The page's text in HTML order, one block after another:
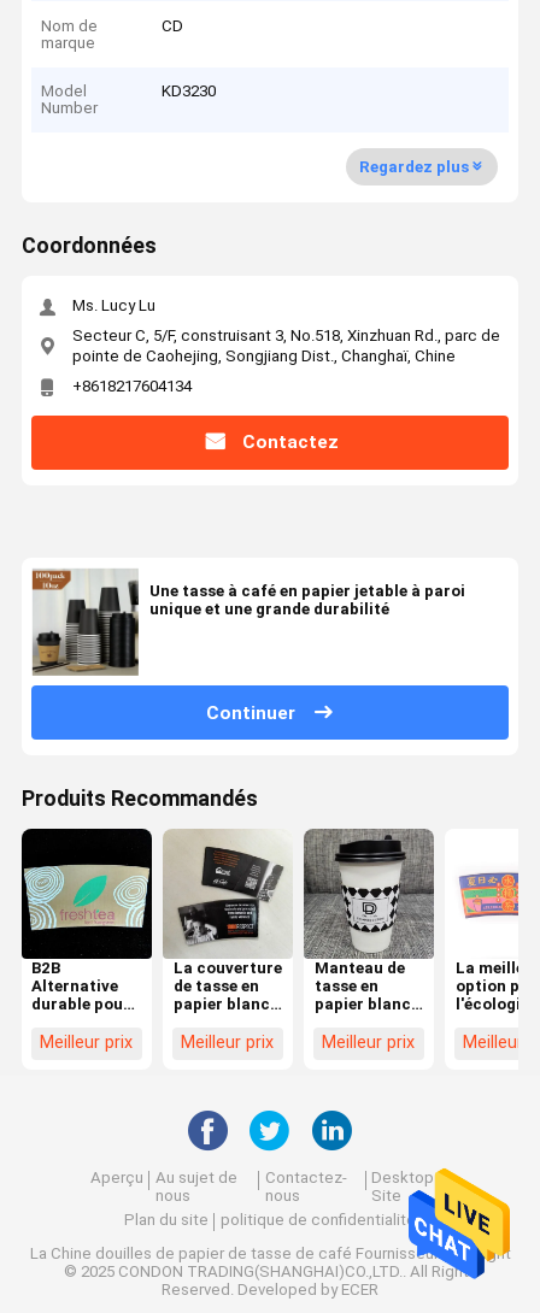
Nom de
marque
CD
Model
Number
KD3230
Regardez plus
Coordonnées
Ms. Lucy Lu
Secteur C, 5/F, construisant 3, No.518, Xinzhuan Rd., parc de
pointe de Caohejing, Songjiang Dist., Changhaï, Chine
+8618217604134
Contactez
Une tasse à café en papier jetable à paroi
unique et une grande durabilité
Continuer
Produits Recommandés
B2B
Alternative
durable pour
chaudes
Meilleur prix
La couverture
de tasse en
papier blanc
boissons
préférées par
commerciaux
Meilleur prix
Manteau de
tasse en
papier blanc
isolant à
paroi unique
Meilleur prix
La
option
l'écologie
Meilleur
Aperçu
Au sujet de
nous
Contactez-
nous
Desktop
Site
Plan du site
politique de confidentialité
La Chine douilles de papier de tasse de café Fournisseur.Copyright
© 2025 CONDON TRADING(SHANGHAI)CO.,LTD.. All Rights
Reserved. Developed by ECER